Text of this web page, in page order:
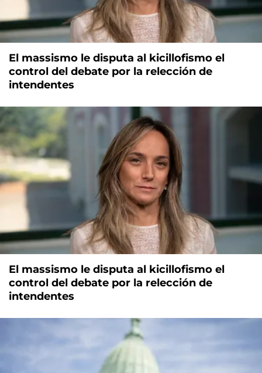
El massismo le disputa al kicillofismo el
control del debate por la relección de
intendentes
El massismo le disputa al kicillofismo el
control del debate por la relección de
intendentes